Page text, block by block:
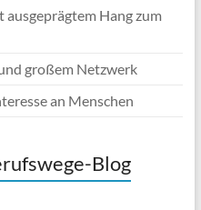
ausgeprägtem Hang zum
großem Netzwerk
an Menschen
Blog